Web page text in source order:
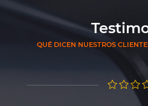
QUÉ DICEN NUESTROS